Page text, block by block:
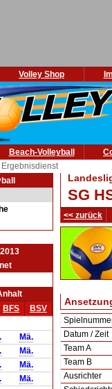
Volley Shop
Beach-Volleyball
Ergebnisdienst
BFS
BSV
Mä.
Mä.
Mä.
Mä.
SG
<< zurück
Datum / Zeit
Team A
Team B
Ausrichter